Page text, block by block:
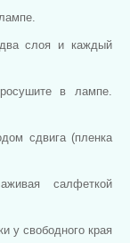
слоя и каждый
в лампе.
сдвига (пленка
салфеткой
у свободного края